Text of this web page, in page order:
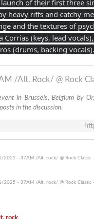
of their first three
heavy riffs and catchy
and the textures of
Corrias (keys, lead
(drums, backing vocals).
/Alt. Rock/ @ Rock
in Brussels, Belgium by
in the discussion.
rock